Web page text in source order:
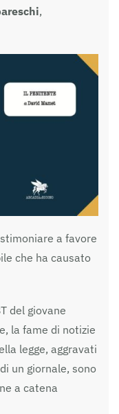
,
a favore
che ha causato
del giovane
la fame di notizie
legge, aggravati
un giornale, sono
a catena